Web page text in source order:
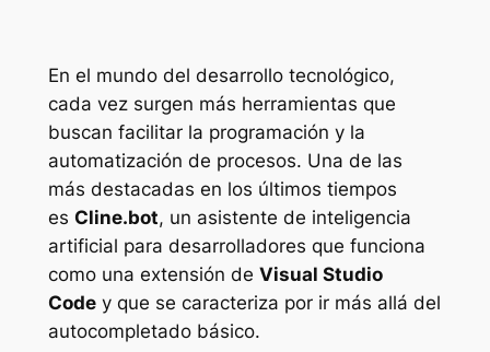
En el mundo del desarrollo tecnológico,
cada vez surgen más herramientas que
buscan facilitar la programación y la
automatización de procesos. Una de las
más destacadas en los últimos tiempos
es Cline.bot, un asistente de inteligencia
artificial para desarrolladores que funciona
como una extensión de Visual Studio
Codey que se caracteriza por ir más allá del
autocompletado básico.